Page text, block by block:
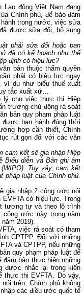
Lao động Việt Nam đang
Chính phủ, để bảo đảm
trong nước, việc sửa
được sửa đổi, bổ sung
phải sửa đổi hoặc ban
đã có kế hoạch như thế
định có hiệu lực?
bản thuộc thẩm quyền
phải có hiệu lực ngay
ví dụ như biểu thuế xuất
tắc xuất xứ…
lý cho việc thực thi Hiệp
trương chủ động rà soát
bản quy phạm pháp luật
ban hành đúng thời
hợp cần thiết, Chính
rút gọn đối với các văn
cam kết sẽ gia nhập Hiệp
Biểu diễn và Bản ghi âm
Tuy vậy, cam kết
pháp luật của Chính phủ.
gia nhập 2 công ước nói
có hiệu lực. Trong
tương tự và theo lộ trình
ước này trong năm
2019).
việc rà soát có tham
CPTPP. Đối với những
và CPTPP, nếu những
quy phạm pháp luật để
bảo thực hiện những
được nhắc lại trong kiến
thực thi EVFTA. Do vậy,
trên, Chính phủ không
các điều ước quốc tế